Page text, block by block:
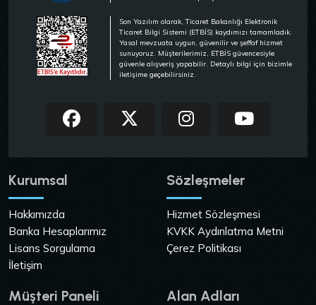
Son Yazılım olarak, Ticaret Bakanlığı Elektronik
Ticaret Bilgi Sistemi (ETBİS) kaydımızı tamamladık.
Yasal mevzuata uygun, güvenilir ve şeffaf hizmet
sunuyoruz. Müşterilerimiz, ETBİS güvencesiyle
güvenle alışveriş yapabilir. Detaylı bilgi için bizimle
iletişime geçebilirsiniz.
Kurumsal
Hakkımızda
Banka Hesaplarımız
Lisans Sorgulama
İletişim
Sözleşmeler
Hizmet Sözleşmesi
KVKK Aydınlatma Metni
Çerez Politikası
Müşteri Paneli Alan Adları